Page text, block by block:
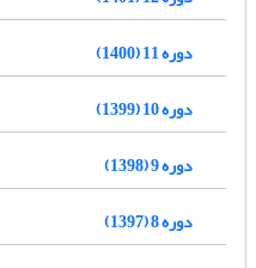
دوره 11 (1400)
دوره 10 (1399)
دوره 9 (1398)
دوره 8 (1397)